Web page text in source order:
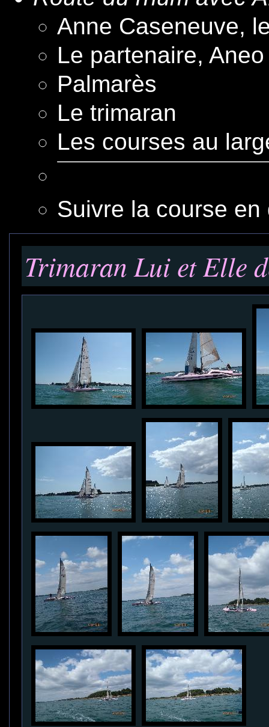
Anne Caseneuve,
Le partenaire, Aneo
Palmarès
Le trimaran
Les courses au
Suivre la course en
Trimaran Lui et Elle